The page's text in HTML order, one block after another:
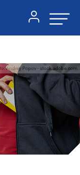
Andrey Popov - stock.adobe.com